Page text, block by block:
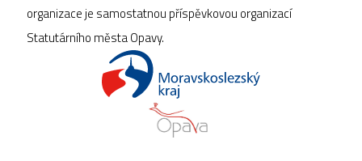
organizace je samostatnou příspěvkovou organizací
Statutárního města Opavy.